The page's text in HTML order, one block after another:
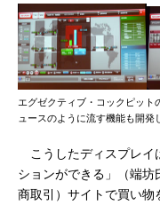
エグゼクティブ・コックピット
ュースのように流す機能も開発
こうしたディスプレイ
ションができる」（端
商取引）サイトで買い物